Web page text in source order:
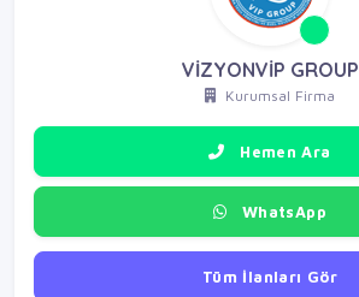
VİZYONVİP GROUP
Kurumsal Firma
Hemen Ara
WhatsApp
Tüm İlanları Gör